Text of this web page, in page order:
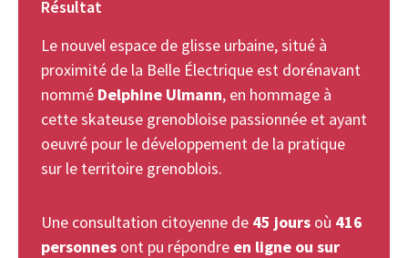
Résultat
Le nouvel espace de glisse urbaine, situé à
proximité de la Belle Électrique est dorénavant
nommé Delphine Ulmann, en hommage à
cette skateuse grenobloise passionnée et ayant
oeuvré pour le développement de la pratique
sur le territoire grenoblois.
Une consultation citoyenne de 45 jours où 416
personnes ont pu répondre en ligne ou sur